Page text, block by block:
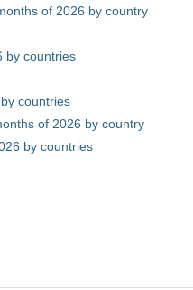
of 2026 by country
by countries
countries
of 2026 by country
by countries